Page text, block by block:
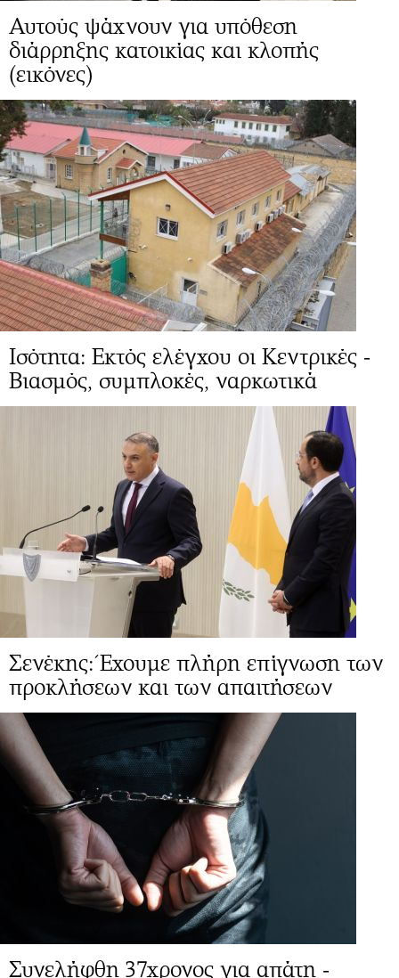
Αυτούς ψάχνουν για υπόθεση
διάρρηξης κατοικίας και κλοπής
(εικόνες)
Ισότητα: Εκτός ελέγχου οι Κεντρικές -
Βιασμός, συμπλοκές, ναρκωτικά
Σενέκης: Έχουμε πλήρη επίγνωση των
προκλήσεων και των απαιτήσεων
Συνελήφθη 37χρονος για απάτη -